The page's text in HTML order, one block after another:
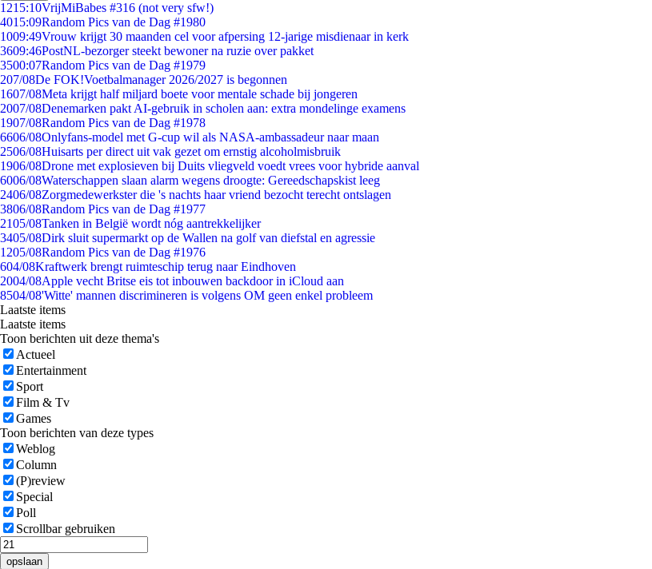
1215:10VrijMiBabes #316 (not very sfw!)
4015:09Random Pics van de Dag #1980
1009:49Vrouw krijgt 30 maanden cel voor afpersing 12-jarige misdienaar in kerk
3609:46PostNL-bezorger steekt bewoner na ruzie over pakket
3500:07Random Pics van de Dag #1979
207/08De FOK!Voetbalmanager 2026/2027 is begonnen
1607/08Meta krijgt half miljard boete voor mentale schade bij jongeren
2007/08Denemarken pakt AI-gebruik in scholen aan: extra mondelinge examens
1907/08Random Pics van de Dag #1978
6606/08Onlyfans-model met G-cup wil als NASA-ambassadeur naar maan
2506/08Huisarts per direct uit vak gezet om ernstig alcoholmisbruik
1906/08Drone met explosieven bij Duits vliegveld voedt vrees voor hybride aanval
6006/08Waterschappen slaan alarm wegens droogte: Gereedschapskist leeg
2406/08Zorgmedewerkster die 's nachts haar vriend bezocht terecht ontslagen
3806/08Random Pics van de Dag #1977
2105/08Tanken in België wordt nóg aantrekkelijker
3405/08Dirk sluit supermarkt op de Wallen na golf van diefstal en agressie
1205/08Random Pics van de Dag #1976
604/08Kraftwerk brengt ruimteschip terug naar Eindhoven
2004/08Apple vecht Britse eis tot inbouwen backdoor in iCloud aan
8504/08'Witte' mannen discrimineren is volgens OM geen enkel probleem
Laatste items
Laatste items
Toon berichten uit deze thema's
Actueel
Entertainment
Sport
Film & Tv
Games
Toon berichten van deze types
Weblog
Column
(P)review
Special
Poll
Scrollbar gebruiken
opslaan